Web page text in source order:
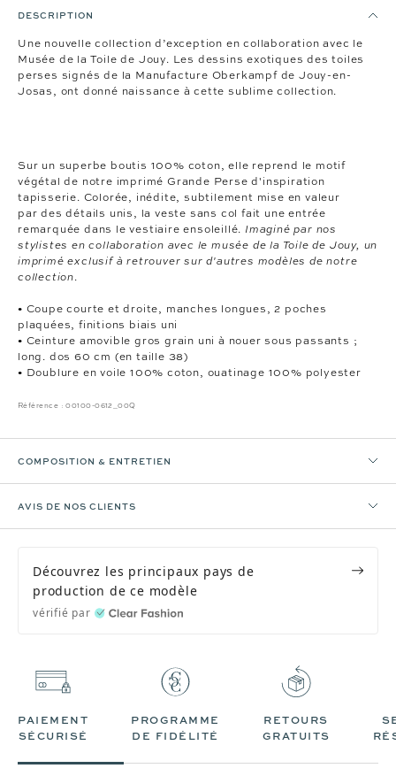
DESCRIPTION
Une nouvelle collection d’exception en collaboration avec le
Musée de la Toile de Jouy. Les dessins exotiques des toiles
perses signés de la Manufacture Oberkampf de Jouy-en-
Josas, ont donné naissance à cette sublime collection.
Sur un superbe boutis 100% coton, elle reprend le motif
végétal de notre imprimé Grande Perse d'inspiration
tapisserie. Colorée, inédite, subtilement mise en valeur
par des détails unis, la veste sans col fait une entrée
remarquée dans le vestiaire ensoleillé. Imaginé par nos
stylistes en collaboration avec le musée de la Toile de Jouy, un
imprimé exclusif à retrouver sur d'autres modèles de notre
collection.
• Coupe courte et droite, manches longues, 2 poches
plaquées, finitions biais uni
• Ceinture amovible gros grain uni à nouer sous passants ;
long. dos 60 cm (en taille 38)
• Doublure en voile 100% coton, ouatinage 100% polyester
Référence :00100-0612_00Q
COMPOSITION & ENTRETIEN
AVIS DE NOS CLIENTS
Découvrez les principaux pays de
production de ce modèle
vérifié par
PAIEMENT
SÉCURISÉ
PROGRAMME
DE FIDÉLITÉ
RETOURS
GRATUITS